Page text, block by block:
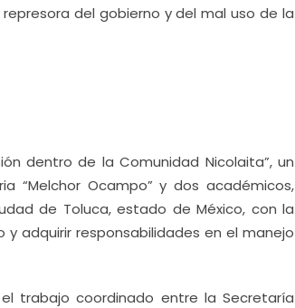
del gobierno y del mal uso de la
dentro de la Comunidad Nicolaita”, un
“Melchor Ocampo” y dos académicos,
de Toluca, estado de México, con la
adquirir responsabilidades en el manejo
trabajo coordinado entre la Secretaría